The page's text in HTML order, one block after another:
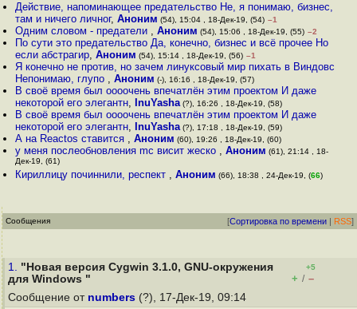
Действие, напоминающее предательство Не, я понимаю, бизнес,
там и ничего личног,Аноним (54), 15:04 , 18-Дек-19, (54) –1
Одним словом - предатели ,Аноним (54), 15:06 , 18-Дек-19, (55) –2
По сути это предательство Да, конечно, бизнес и всё прочее Но
если абстрагир,Аноним (54), 15:14 , 18-Дек-19, (56) –1
Я конечно не против, но зачем линуксовый мир пихать в Виндовс
Непонимаю, глупо ,Аноним (-), 16:16 , 18-Дек-19, (57)
В своё время был оооочень впечатлён этим проектом И даже
некоторой его элегантн, InuYasha (?), 16:26 , 18-Дек-19, (58)
В своё время был оооочень впечатлён этим проектом И даже
некоторой его элегантн, InuYasha (?), 17:18 , 18-Дек-19, (59)
А на Reactos ставится ,Аноним (60), 19:26 , 18-Дек-19, (60)
у меня послеобновления mc висит жеско ,Аноним (61), 21:14 , 18-
Дек-19, (61)
Кириллицу починнили, респект ,Аноним (66), 18:38 , 24-Дек-19, (66)
Сообщения [Сортировка по времени | RSS]
1. "Новая версия Cygwin 3.1.0, GNU-окружения
для Windows "
+5
+ / –
Сообщение от numbers (?), 17-Дек-19, 09:14